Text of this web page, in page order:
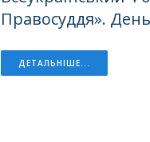
Правосуддя».
ДЕТАЛЬНІШЕ...